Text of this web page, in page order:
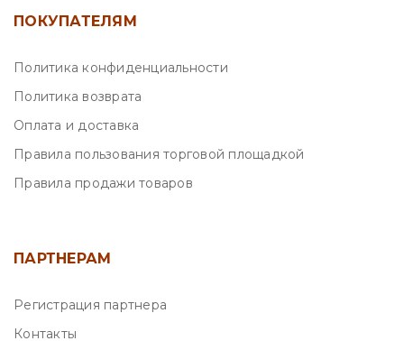
ПОКУПАТЕЛЯМ
Политика конфиденциальности
Политика возврата
Оплата и доставка
Правила пользования торговой площадкой
Правила продажи товаров
ПАРТНЕРАМ
Регистрация партнера
Контакты